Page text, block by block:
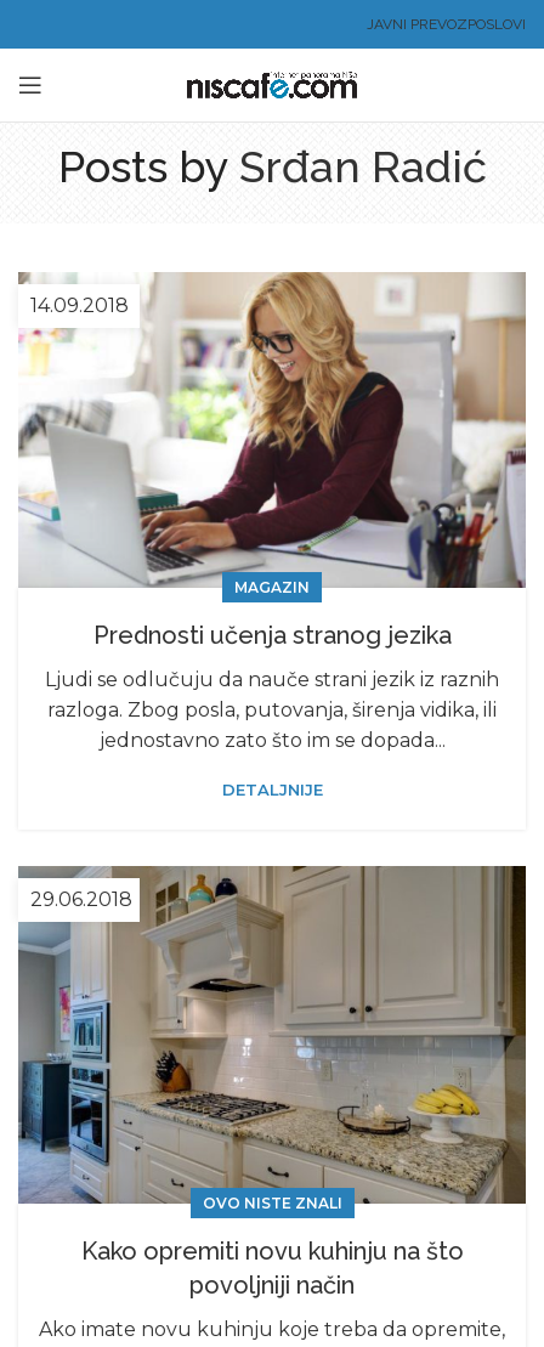
JAVNI PREVOZPOSLOVI
Posts by Srđan Radić
14.09.2018
MAGAZIN
Prednosti učenja stranog jezika
Ljudi se odlučuju da nauče strani jezik iz raznih
razloga. Zbog posla, putovanja, širenja vidika, ili
jednostavno zato što im se dopada...
DETALJNIJE
29.06.2018
OVO NISTE ZNALI
Kako opremiti novu kuhinju na što
povoljniji način
Ako imate novu kuhinju koje treba da opremite,